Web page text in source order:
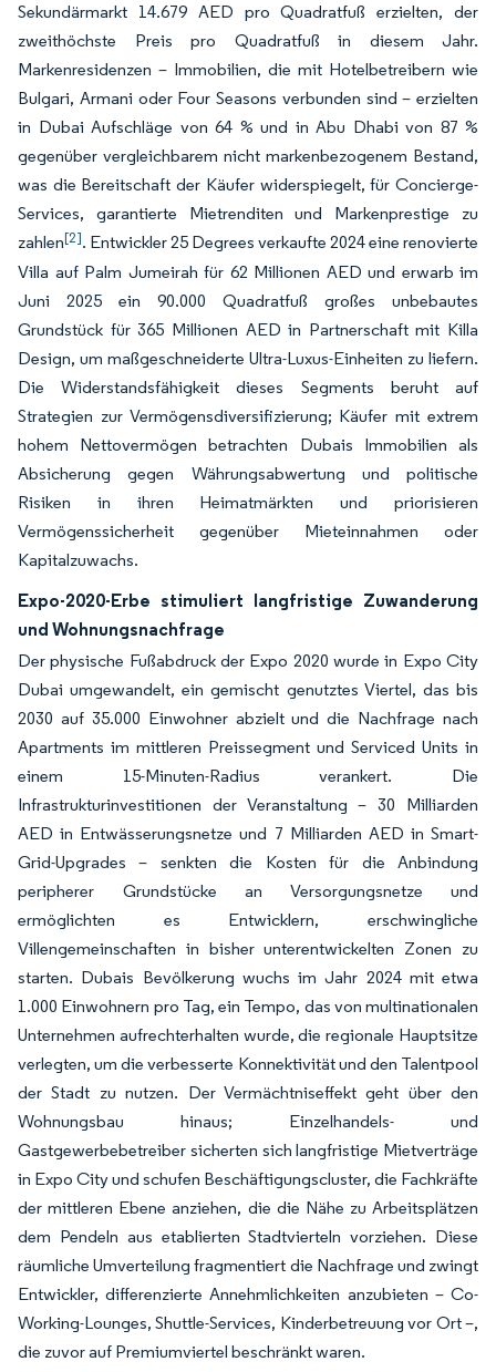
Sekundärmarkt 14.679 AED pro Quadratfuß erzielten, der
zweithöchste Preis pro Quadratfuß in diesem Jahr.
Markenresidenzen – Immobilien, die mit Hotelbetreibern wie
Bulgari, Armani oder Four Seasons verbunden sind – erzielten
in Dubai Aufschläge von 64 % und in Abu Dhabi von 87 %
gegenüber vergleichbarem nicht markenbezogenem Bestand,
was die Bereitschaft der Käufer widerspiegelt, für Concierge-
Services, garantierte Mietrenditen und Markenprestige zu
zahlen[2]. Entwickler 25 Degrees verkaufte 2024 eine renovierte
Villa auf Palm Jumeirah für 62 Millionen AED und erwarb im
Juni 2025 ein 90.000 Quadratfuß großes unbebautes
Grundstück für 365 Millionen AED in Partnerschaft mit Killa
Design, um maßgeschneiderte Ultra-Luxus-Einheiten zu liefern.
Die Widerstandsfähigkeit dieses Segments beruht auf
Strategien zur Vermögensdiversifizierung; Käufer mit extrem
hohem Nettovermögen betrachten Dubais Immobilien als
Absicherung gegen Währungsabwertung und politische
Risiken in ihren Heimatmärkten und priorisieren
Vermögenssicherheit gegenüber Mieteinnahmen oder
Kapitalzuwachs.
Expo-2020-Erbe stimuliert langfristige Zuwanderung
und Wohnungsnachfrage
Der physische Fußabdruck der Expo 2020 wurde in Expo City
Dubai umgewandelt, ein gemischt genutztes Viertel, das bis
2030 auf 35.000 Einwohner abzielt und die Nachfrage nach
Apartments im mittleren Preissegment und Serviced Units in
einem 15-Minuten-Radius verankert. Die
Infrastrukturinvestitionen der Veranstaltung – 30 Milliarden
AED in Entwässerungsnetze und 7 Milliarden AED in Smart-
Grid-Upgrades – senkten die Kosten für die Anbindung
peripherer Grundstücke an Versorgungsnetze und
ermöglichten es Entwicklern, erschwingliche
Villengemeinschaften in bisher unterentwickelten Zonen zu
starten. Dubais Bevölkerung wuchs im Jahr 2024 mit etwa
1.000 Einwohnern pro Tag, ein Tempo, das von multinationalen
Unternehmen aufrechterhalten wurde, die regionale Hauptsitze
verlegten, um die verbesserte Konnektivität und den Talentpool
der Stadt zu nutzen. Der Vermächtniseffekt geht über den
Wohnungsbau hinaus; Einzelhandels- und
Gastgewerbebetreiber sicherten sich langfristige Mietverträge
in Expo City und schufen Beschäftigungscluster, die Fachkräfte
der mittleren Ebene anziehen, die die Nähe zu Arbeitsplätzen
dem Pendeln aus etablierten Stadtvierteln vorziehen. Diese
räumliche Umverteilung fragmentiert die Nachfrage und zwingt
Entwickler, differenzierte Annehmlichkeiten anzubieten – Co-
Working-Lounges, Shuttle-Services, Kinderbetreuung vor Ort –,
die zuvor auf Premiumviertel beschränkt waren.